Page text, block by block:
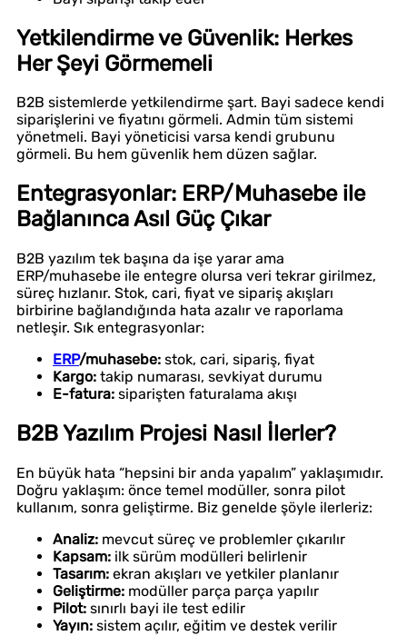
Yetkilendirme ve Güvenlik: Herkes
Her Şeyi Görmemeli
B2B sistemlerde yetkilendirme şart. Bayi sadece kendi
siparişlerini ve fiyatını görmeli. Admin tüm sistemi
yönetmeli. Bayi yöneticisi varsa kendi grubunu
görmeli. Bu hem güvenlik hem düzen sağlar.
Entegrasyonlar: ERP/Muhasebe ile
Bağlanınca Asıl Güç Çıkar
B2B yazılım tek başına da işe yarar ama
ERP/muhasebe ile entegre olursa veri tekrar girilmez,
süreç hızlanır. Stok, cari, fiyat ve sipariş akışları
birbirine bağlandığında hata azalır ve raporlama
netleşir. Sık entegrasyonlar:
ERP/muhasebe: stok, cari, sipariş, fiyat
Kargo: takip numarası, sevkiyat durumu
E-fatura: siparişten faturalama akışı
B2B Yazılım Projesi Nasıl İlerler?
En büyük hata “hepsini bir anda yapalım” yaklaşımıdır.
Doğru yaklaşım: önce temel modüller, sonra pilot
kullanım, sonra geliştirme. Biz genelde şöyle ilerleriz:
Analiz: mevcut süreç ve problemler çıkarılır
Kapsam: ilk sürüm modülleri belirlenir
Tasarım: ekran akışları ve yetkiler planlanır
Geliştirme: modüller parça parça yapılır
Pilot: sınırlı bayi ile test edilir
Yayın: sistem açılır, eğitim ve destek verilir